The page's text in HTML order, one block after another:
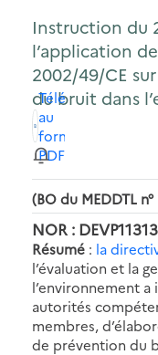
Instruction du
l’application
2002/49/CE
du bruit dans
Télécharger
au
format
PDF
(BO du MEDDTL
NOR :
Résumé : la
l’évaluation et la
l’environnement a
autorités
membres,
de prévention du